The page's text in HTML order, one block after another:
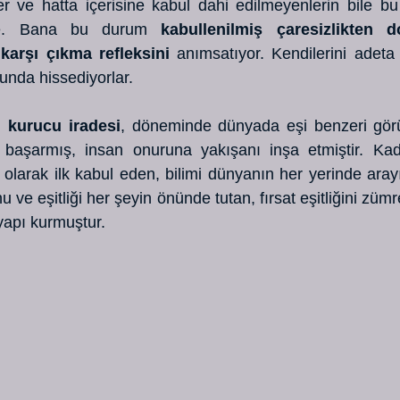
ve hatta içerisine kabul dahi edilmeyenlerin bile
Bana bu durum
kabullenilmiş çaresizlikten
çıkma refleksini anımsatıyor. Kendilerini
hissediyorlar.
kurucu iradesi, döneminde dünyada eşi benzeri
insan onuruna yakışanı inşa etmiştir.
ilk kabul eden, bilimi dünyanın her yerinde
ve eşitliği her şeyin önünde tutan, fırsat eşitliğini
kurmuştur.